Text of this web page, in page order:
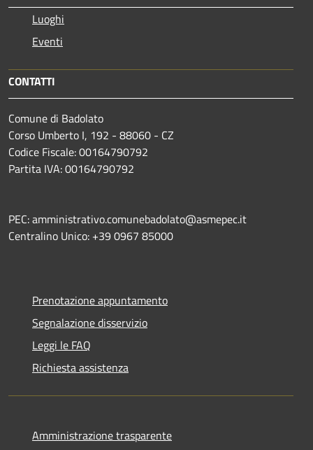
Luoghi
Eventi
CONTATTI
Comune di Badolato
Corso Umberto I, 192 - 88060 - CZ
Codice Fiscale: 00164790792
Partita IVA: 00164790792
PEC: amministrativo.comunebadolato@asmepec.it
Centralino Unico: +39 0967 85000
Prenotazione appuntamento
Segnalazione disservizio
Leggi le FAQ
Richiesta assistenza
Amministrazione trasparente